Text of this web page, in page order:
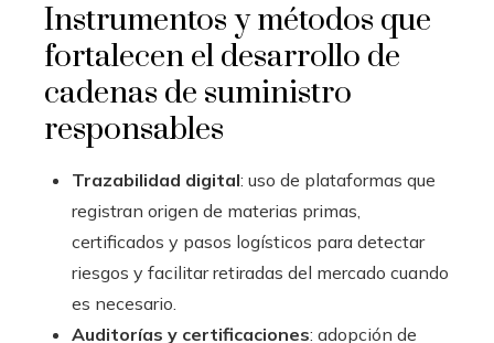
Instrumentos y métodos que
fortalecen el desarrollo de
cadenas de suministro
responsables
Trazabilidad digital: uso de plataformas que
registran origen de materias primas,
certificados y pasos logísticos para detectar
riesgos y facilitar retiradas del mercado cuando
es necesario.
Auditorías y certificaciones: adopción de